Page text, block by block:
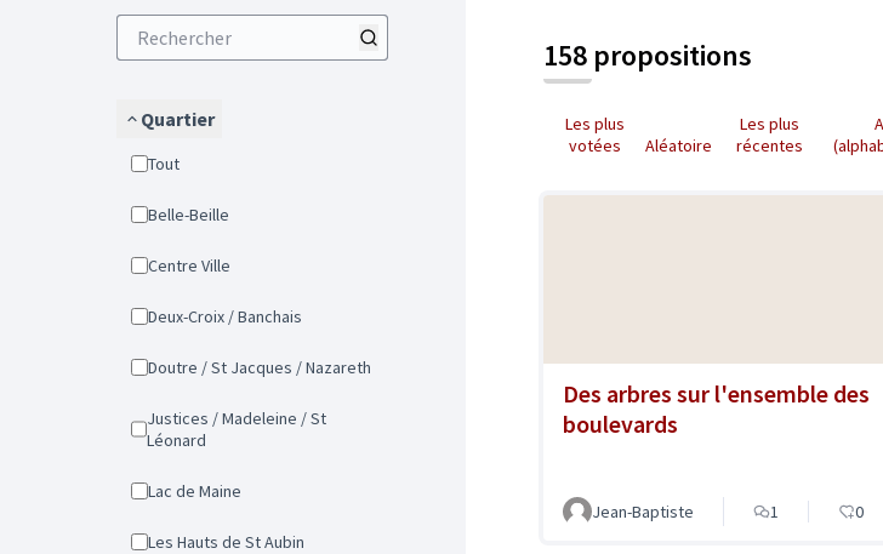
Quartier
Tout
Belle-Beille
Centre Ville
Deux-Croix / Banchais
Doutre / St Jacques / Nazareth
Justices / Madeleine / St
Léonard
Lac de Maine
Les Hauts de St Aubin
158 propositions
Les plus
votées
Aléatoire
Les plus
récentes
Des arbres sur l'ensemble des
boulevards
Jean-Baptiste 1 0